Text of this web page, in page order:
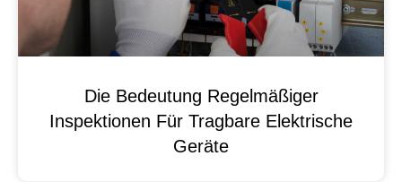
Die Bedeutung Regelmäßiger
Inspektionen Für Tragbare Elektrische
Geräte